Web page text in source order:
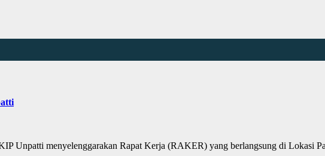
Unpatti menyelenggarakan Rapat Kerja (RAKER) yang berlangsung di Lokasi